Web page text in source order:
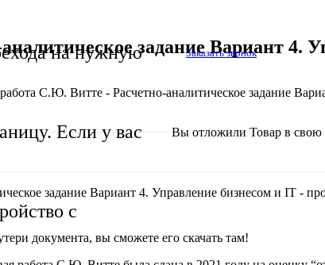
на нужную
Если у вас
с
Заказать звонок
Вы отложили Товар в свою
задание Вариант 4.
С.Ю. Витте - Расчетно-аналитическое задание
задание Вариант 4. Управление бизнесом и IT -
документа, вы сможете его скачать там!